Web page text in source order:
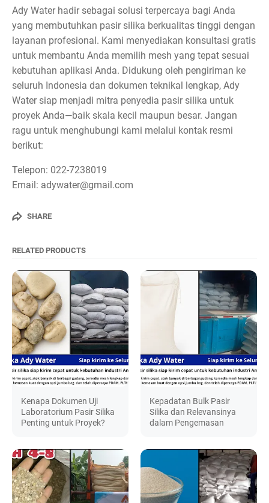
Ady Water hadir sebagai solusi terpercaya bagi Anda
yang membutuhkan pasir silika berkualitas tinggi dengan
layanan profesional. Kami menyediakan konsultasi gratis
untuk membantu Anda memilih mesh yang tepat sesuai
kebutuhan aplikasi Anda. Didukung oleh pengiriman ke
seluruh Indonesia dan dokumen teknikal lengkap, Ady
Water siap menjadi mitra penyedia pasir silika untuk
proyek Anda—baik skala kecil maupun besar. Jangan
ragu untuk menghubungi kami melalui kontak resmi
berikut:
Telepon: 022-7238019
Email: adywater@gmail.com
SHARE
RELATED PRODUCTS
Kenapa Dokumen Uji
Laboratorium Pasir Silika
Penting untuk Proyek?
Kepadatan Bulk Pasir
Silika dan Relevansinya
dalam Pengemasan